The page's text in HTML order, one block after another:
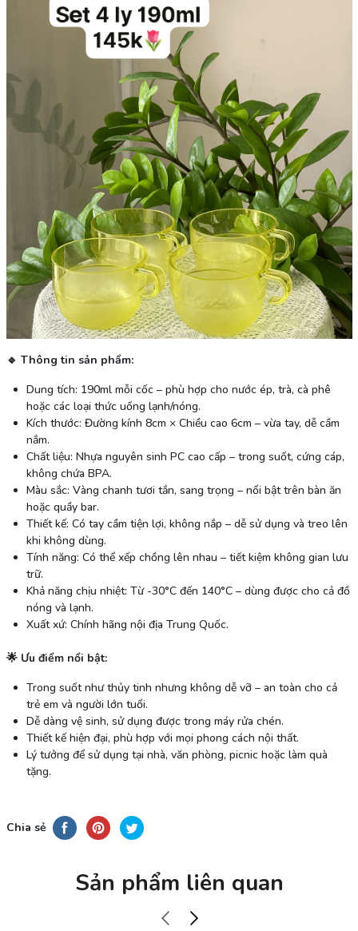
🔹 Thông tin sản phẩm:
Dung tích: 190ml mỗi cốc – phù hợp cho nước ép, trà, cà phê
hoặc các loại thức uống lạnh/nóng.
Kích thước: Đường kính 8cm × Chiều cao 6cm – vừa tay, dễ cầm
nắm.
Chất liệu: Nhựa nguyên sinh PC cao cấp – trong suốt, cứng cáp,
không chứa BPA.
Màu sắc: Vàng chanh tươi tắn, sang trọng – nổi bật trên bàn ăn
hoặc quầy bar.
Thiết kế: Có tay cầm tiện lợi, không nắp – dễ sử dụng và treo lên
khi không dùng.
Tính năng: Có thể xếp chồng lên nhau – tiết kiệm không gian lưu
trữ.
Khả năng chịu nhiệt: Từ -30°C đến 140°C – dùng được cho cả đồ
nóng và lạnh.
Xuất xứ: Chính hãng nội địa Trung Quốc.
🌟 Ưu điểm nổi bật:
Trong suốt như thủy tinh nhưng không dễ vỡ – an toàn cho cả
trẻ em và người lớn tuổi.
Dễ dàng vệ sinh, sử dụng được trong máy rửa chén.
Thiết kế hiện đại, phù hợp với mọi phong cách nội thất.
Lý tưởng để sử dụng tại nhà, văn phòng, picnic hoặc làm quà
tặng.
Chia sẻ
Sản phẩm liên quan